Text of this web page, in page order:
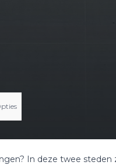
In deze twee steden